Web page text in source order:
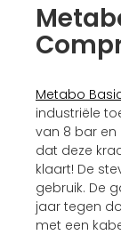
Metabo
industriële
van 8 bar en
dat deze
klaart! De
gebruik. De
jaar tegen
met een